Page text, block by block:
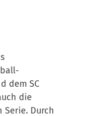
dem SC
die
Durch